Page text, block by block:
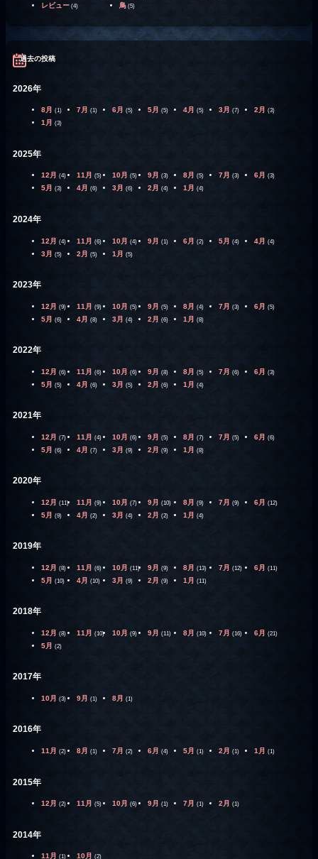
レビュー (4) 鳥 (5)
過去の投稿
2026年
8月 (1) 7月 (1) 6月 (5) 5月 (5) 4月 (5) 3月 (7) 2月 (3)
1月 (3)
2025年
12月 (4) 11月 (5) 10月 (5) 9月 (3) 8月 (5) 7月 (3) 6月 (3)
5月 (3) 4月 (6) 3月 (6) 2月 (4) 1月 (4)
2024年
12月 (4) 11月 (6) 10月 (4) 9月 (1) 6月 (2) 5月 (4) 4月 (4)
3月 (5) 2月 (5) 1月 (5)
2023年
12月 (9) 11月 (9) 10月 (5) 9月 (5) 8月 (4) 7月 (3) 6月 (5)
5月 (6) 4月 (8) 3月 (4) 2月 (6) 1月 (8)
2022年
12月 (6) 11月 (6) 10月 (6) 9月 (8) 8月 (5) 7月 (6) 6月 (3)
5月 (5) 4月 (6) 3月 (5) 2月 (6) 1月 (4)
2021年
12月 (7) 11月 (4) 10月 (6) 9月 (5) 8月 (7) 7月 (5) 6月 (6)
5月 (6) 4月 (7) 3月 (9) 2月 (9) 1月 (8)
2020年
12月 (11) 11月 (9) 10月 (7) 9月 (10) 8月 (9) 7月 (9) 6月 (12)
5月 (9) 4月 (2) 3月 (4) 2月 (2) 1月 (4)
2019年
12月 (8) 11月 (6) 10月 (11) 9月 (9) 8月 (13) 7月 (12) 6月 (11)
5月 (10) 4月 (10) 3月 (9) 2月 (9) 1月 (11)
2018年
12月 (8) 11月 (10) 10月 (9) 9月 (11) 8月 (10) 7月 (16) 6月 (21)
5月 (2)
2017年
10月 (3) 9月 (1) 8月 (1)
2016年
11月 (2) 8月 (1) 7月 (2) 6月 (4) 5月 (1) 2月 (1) 1月 (1)
2015年
12月 (2) 11月 (5) 10月 (6) 9月 (1) 7月 (1) 2月 (1)
2014年
11月 (1) 10月 (2)